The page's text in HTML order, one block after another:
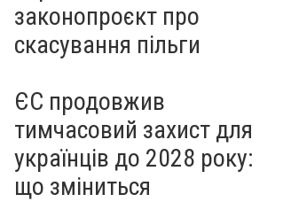
законопроєкт про
скасування пільги
ЄС продовжив
тимчасовий захист для
українців до 2028 року:
що зміниться